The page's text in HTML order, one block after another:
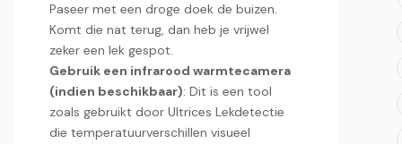
Paseer met een droge doek de buizen.​
Komt die nat terug, dan heb je vrijwel
zeker een lek gespot.​
Gebruik een infrarood warmtecamera
(indien beschikbaar): Dit is een tool
zoals gebruikt door Ultrices Lekdetectie
die temperatuurverschillen visueel